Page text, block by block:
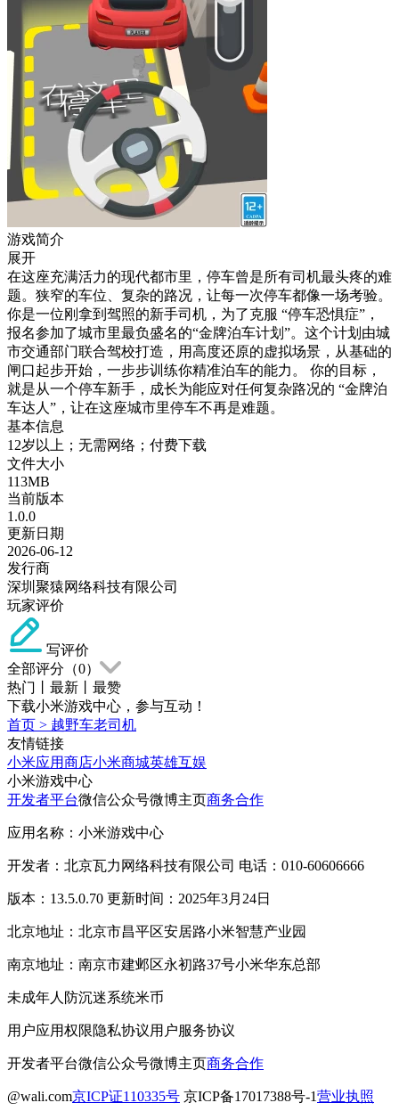
游戏简介
展开
在这座充满活力的现代都市里，停车曾是所有司机最头疼的难
题。狭窄的车位、复杂的路况，让每一次停车都像一场考验。
你是一位刚拿到驾照的新手司机，为了克服 “停车恐惧症”，
报名参加了城市里最负盛名的“金牌泊车计划”。这个计划由城
市交通部门联合驾校打造，用高度还原的虚拟场景，从基础的
闸口起步开始，一步步训练你精准泊车的能力。 你的目标，
就是从一个停车新手，成长为能应对任何复杂路况的 “金牌泊
车达人”，让在这座城市里停车不再是难题。
基本信息
12岁以上；无需网络；付费下载
文件大小
113MB
当前版本
1.0.0
更新日期
2026-06-12
发行商
深圳聚猿网络科技有限公司
玩家评价
写评价
全部评分（0）
热门
最新
最赞
下载小米游戏中心，参与互动！
首页 > 越野车老司机
友情链接
小米应用商店小米商城英雄互娱
小米游戏中心
开发者平台微信公众号微博主页商务合作
应用名称：小米游戏中心
开发者：北京瓦力网络科技有限公司 电话：010-60606666
版本：13.5.0.70 更新时间：2025年3月24日
北京地址：北京市昌平区安居路小米智慧产业园
南京地址：南京市建邺区永初路37号小米华东总部
未成年人防沉迷系统米币
用户应用权限隐私协议用户服务协议
开发者平台微信公众号微博主页商务合作
@wali.com京ICP证110335号 京ICP备17017388号-1营业执照